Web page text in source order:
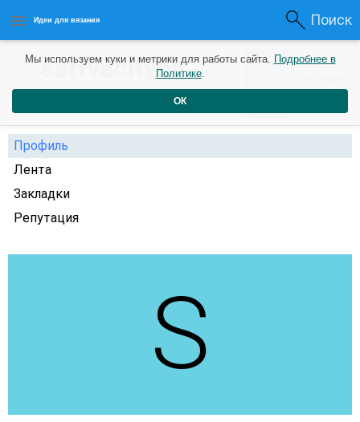
Идеи для вязания Поиск
sattvacityblr1 год 0 0
Профиль
Лента
Закладки
Репутация
Мы используем куки и метрики для работы сайта. Подробнее в
Политике.
ОК